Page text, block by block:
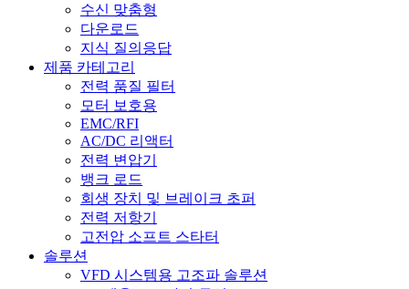
수신 맞춤형
다운로드
지식 질의응답
제품 카테고리
전력 품질 필터
모터 보호용
EMC/RFI
AC/DC 리액터
전력 변압기
뱅크 로드
회생 장치 및 브레이크 초퍼
전력 저항기
고전압 소프트 스타터
솔루션
VFD 시스템용 고조파 솔루션